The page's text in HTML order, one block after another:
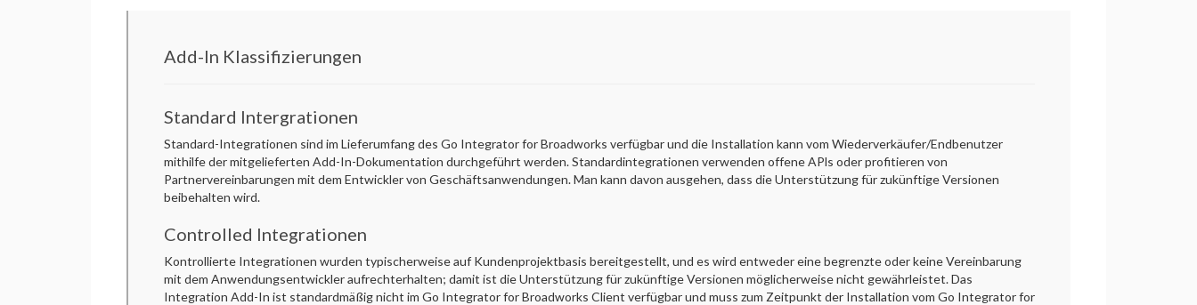
Add-In Klassifizierungen
Standard Intergrationen
Standard-Integrationen sind im Lieferumfang des Go Integrator for Broadworks verfügbar und die Installation kann vom Wiederverkäufer/Endbenutzer
mithilfe der mitgelieferten Add-In-Dokumentation durchgeführt werden. Standardintegrationen verwenden offene APls oder profitieren von
Partnervereinbarungen mit dem Entwickler von Geschäftsanwendungen. Man kann davon ausgehen, dass die Unterstützung für zukünftige Versionen
beibehalten wird.
Controlled Integrationen
Kontrollierte Integrationen wurden typischerweise auf Kundenprojektbasis bereitgestellt, und es wird entweder eine begrenzte oder keine Vereinbarung
mit dem Anwendungsentwickler aufrechterhalten; damit ist die Unterstützung für zukünftige Versionen möglicherweise nicht gewährleistet. Das
Integration Add-In ist standardmäßig nicht im Go Integrator for Broadworks Client verfügbar und muss zum Zeitpunkt der Installation vom Go Integrator for